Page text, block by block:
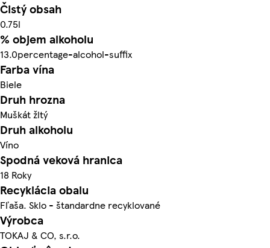
Čistý obsah
0.75l
% objem alkoholu
13.0percentage-alcohol-suffix
Farba vína
Biele
Druh hrozna
Muškát žltý
Druh alkoholu
Víno
Spodná veková hranica
18 Roky
Recyklácia obalu
Fľaša. Sklo - štandardne recyklované
Výrobca
TOKAJ & CO, s.r.o.